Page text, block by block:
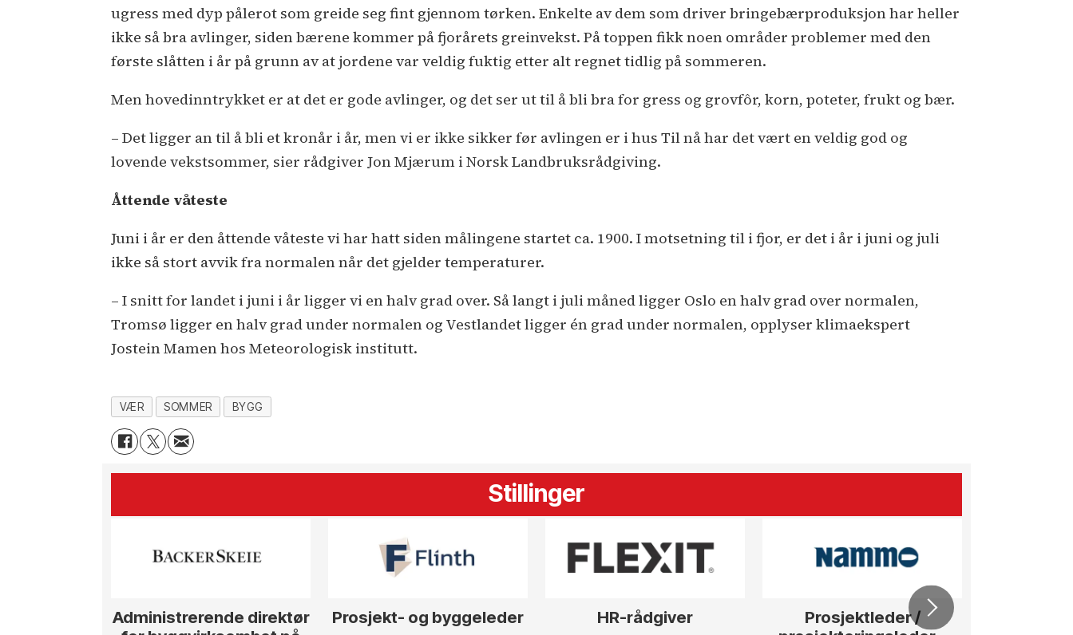
ugress med dyp pålerot som greide seg fint gjennom tørken. Enkelte av dem som driver bringebærproduksjon har heller
ikke så bra avlinger, siden bærene kommer på fjorårets greinvekst. På toppen fikk noen områder problemer med den
første slåtten i år på grunn av at jordene var veldig fuktig etter alt regnet tidlig på sommeren.
Men hovedinntrykket er at det er gode avlinger, og det ser ut til å bli bra for gress og grovfôr, korn, poteter, frukt og bær.
– Det ligger an til å bli et kronår i år, men vi er ikke sikker før avlingen er i hus Til nå har det vært en veldig god og
lovende vekstsommer, sier rådgiver Jon Mjærum i Norsk Landbruksrådgiving.
Åttende våteste
Juni i år er den åttende våteste vi har hatt siden målingene startet ca. 1900. I motsetning til i fjor, er det i år i juni og juli
ikke så stort avvik fra normalen når det gjelder temperaturer.
– I snitt for landet i juni i år ligger vi en halv grad over. Så langt i juli måned ligger Oslo en halv grad over normalen,
Tromsø ligger en halv grad under normalen og Vestlandet ligger én grad under normalen, opplyser klimaekspert
Jostein Mamen hos Meteorologisk institutt.
VÆR SOMMER BYGG
Stillinger
Administrerende direktør
Prosjekt- og byggeleder HR-rådgiver
Prosjektleder /